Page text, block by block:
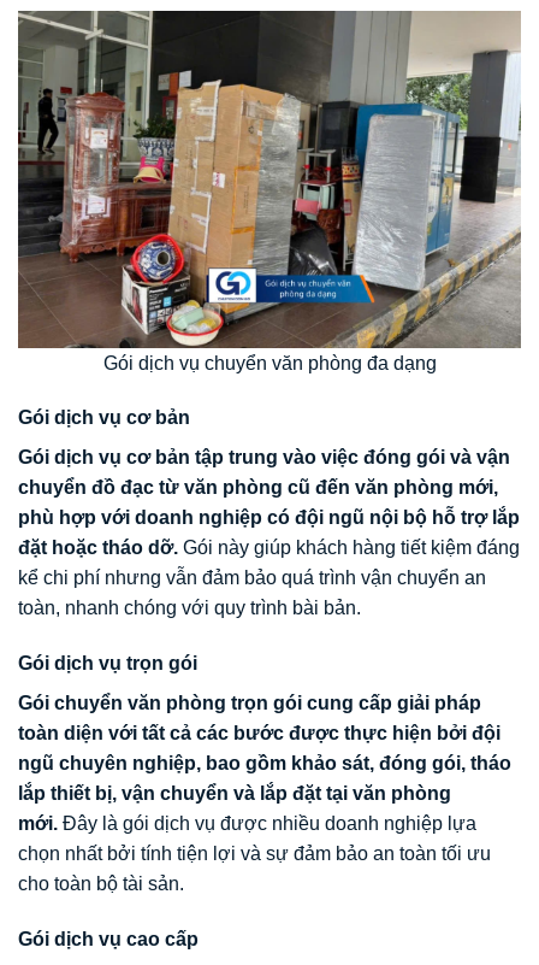
Gói dịch vụ chuyển văn phòng đa dạng
Gói dịch vụ cơ bản
Gói dịch vụ cơ bản tập trung vào việc đóng gói và vận
chuyển đồ đạc từ văn phòng cũ đến văn phòng mới,
phù hợp với doanh nghiệp có đội ngũ nội bộ hỗ trợ lắp
đặt hoặc tháo dỡ. Gói này giúp khách hàng tiết kiệm đáng
kể chi phí nhưng vẫn đảm bảo quá trình vận chuyển an
toàn, nhanh chóng với quy trình bài bản.
Gói dịch vụ trọn gói
Gói chuyển văn phòng trọn gói cung cấp giải pháp
toàn diện với tất cả các bước được thực hiện bởi đội
ngũ chuyên nghiệp, bao gồm khảo sát, đóng gói, tháo
lắp thiết bị, vận chuyển và lắp đặt tại văn phòng
mới. Đây là gói dịch vụ được nhiều doanh nghiệp lựa
chọn nhất bởi tính tiện lợi và sự đảm bảo an toàn tối ưu
cho toàn bộ tài sản.
Gói dịch vụ cao cấp